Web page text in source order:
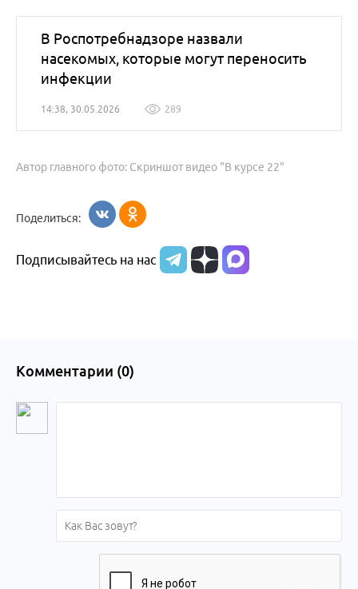
В Роспотребнадзоре назвали
насекомых, которые могут переносить
инфекции
14:38, 30.05.2026 289
Автор главного фото: Скриншот видео "В курсе 22"
Поделиться:
Подписывайтесь на нас
Комментарии (0)